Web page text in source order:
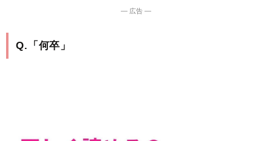
― 広告 ―
Q.「何卒」